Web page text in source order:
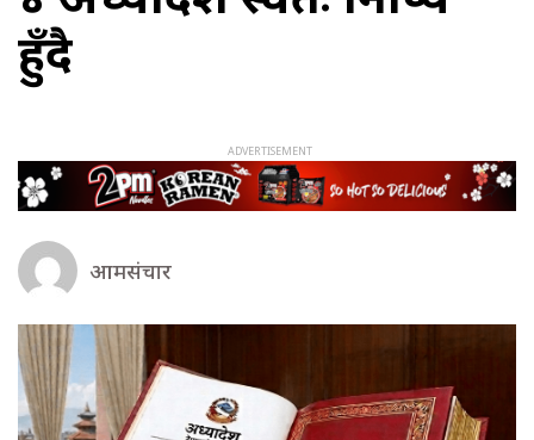
हुँदै
आमसंचार